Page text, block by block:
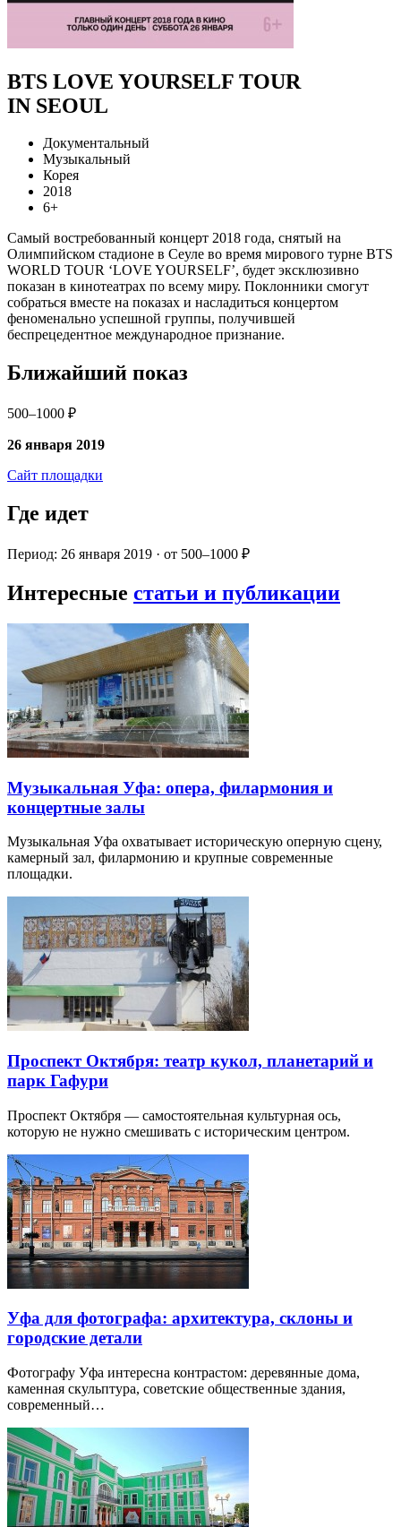
BTS LOVE YOURSELF TOUR
IN SEOUL
Документальный
Музыкальный
Корея
2018
6+
Самый востребованный концерт 2018 года, снятый на
Олимпийском стадионе в Сеуле во время мирового турне BTS
WORLD TOUR ‘LOVE YOURSELF’, будет эксклюзивно
показан в кинотеатрах по всему миру. Поклонники смогут
собраться вместе на показах и насладиться концертом
феноменально успешной группы, получившей
беспрецедентное международное признание.
Ближайший показ
500–1000 ₽
26 января 2019
Сайт площадки
Где идет
Период: 26 января 2019 · от 500–1000 ₽
Интересные статьи и публикации
Музыкальная Уфа: опера, филармония и
концертные залы
Музыкальная Уфа охватывает историческую оперную сцену,
камерный зал, филармонию и крупные современные
площадки.
Проспект Октября: театр кукол, планетарий и
парк Гафури
Проспект Октября — самостоятельная культурная ось,
которую не нужно смешивать с историческим центром.
Уфа для фотографа: архитектура, склоны и
городские детали
Фотографу Уфа интересна контрастом: деревянные дома,
каменная скульптура, советские общественные здания,
современный…